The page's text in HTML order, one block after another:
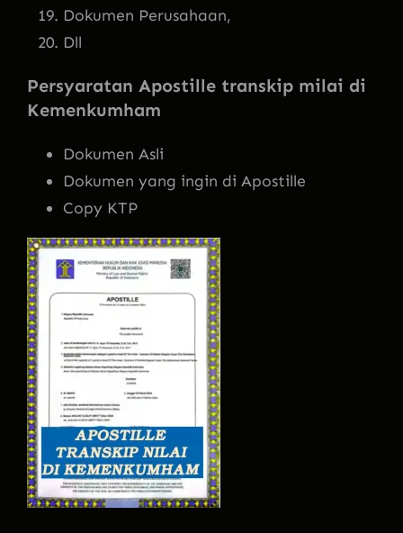
Dokumen Perusahaan,
Dll
Persyaratan Apostille transkip milai di
Kemenkumham
Dokumen Asli
Dokumen yang ingin di Apostille
Copy KTP